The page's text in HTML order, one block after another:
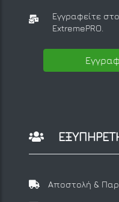
Εγγραφείτε
ExtremePRO.
Αποστολή &